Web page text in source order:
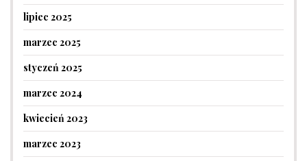
lipiec 2025
marzec 2025
styczeń 2025
marzec 2024
kwiecień 2023
marzec 2023